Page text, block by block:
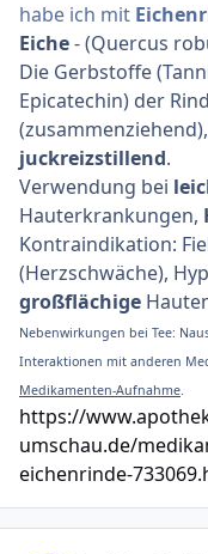
habe ich mit
Eiche- (Quercus
Die Gerbstoffe
Epicatechin) der
juckreizstillend.
Verwendung bei
Hauterkrankungen,
Kontraindikation:
(Herzschwäche),
großflächige
Nebenwirkungen bei Tee:
Interaktionen mit anderen
Medikamenten-Aufnahme.
https://
umschau.de/
eichenrinde-